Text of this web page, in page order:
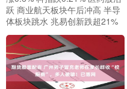
跃 商业航天板块午后冲高 半导
体板块跳水 兆易创新跌超21%